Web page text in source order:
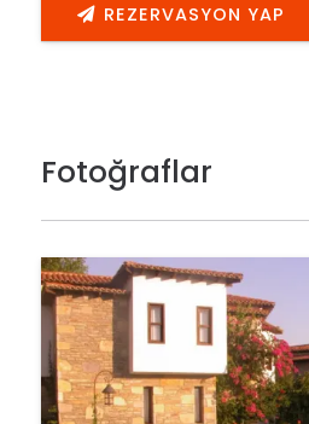
REZERVASYON YAP
Fotoğraflar